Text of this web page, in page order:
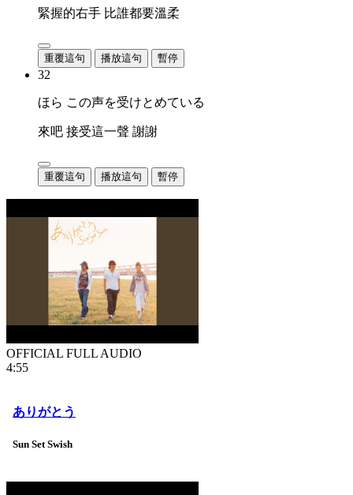
緊握的右手 比誰都要溫柔
重覆這句 播放這句 暫停
32
ほら この声を受けとめている
來吧 接受這一聲 謝謝
重覆這句 播放這句 暫停
OFFICIAL FULL AUDIO
4:55
ありがとう
Sun Set Swish